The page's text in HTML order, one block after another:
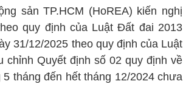
sản TP.HCM (HoREA) kiến nghị
quy định của Luật Đất đai 2013
31/12/2025 theo quy định của Luật
chỉnh Quyết định số 02 quy định về
tháng đến hết tháng 12/2024 chưa